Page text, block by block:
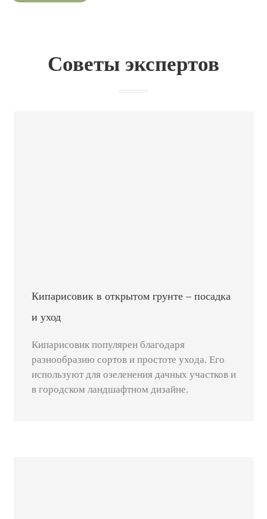
Советы экспертов
Кипарисовик в открытом грунте – посадка
и уход
Кипарисовик популярен благодаря
разнообразию сортов и простоте ухода. Его
используют для озеленения дачных участков и
в городском ландшафтном дизайне.